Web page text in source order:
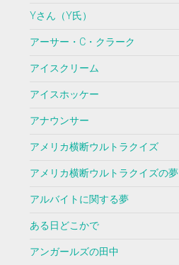
Yさん（Y氏）
アーサー・C・クラーク
アイスクリーム
アイスホッケー
アナウンサー
アメリカ横断ウルトラクイズ
アメリカ横断ウルトラクイズの夢
アルバイトに関する夢
ある日どこかで
アンガールズの田中